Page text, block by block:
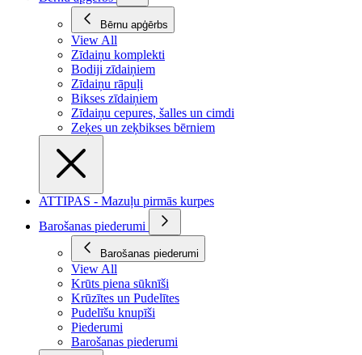
Bērnu apģērbs
View All
Zīdaiņu komplekti
Bodiji zīdaiņiem
Zīdaiņu rāpuļi
Bikses zīdaiņiem
Zīdaiņu cepures, šalles un cimdi
Zeķes un zeķbikses bērniem
ATTIPAS - Mazuļu pirmās kurpes
Barošanas piederumi
Barošanas piederumi
View All
Krūts piena sūknīši
Krūzītes un Pudelītes
Pudelīšu knupīši
Piederumi
Barošanas piederumi